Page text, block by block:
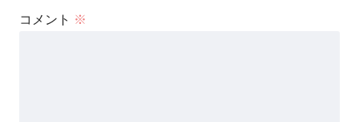
コメント ※